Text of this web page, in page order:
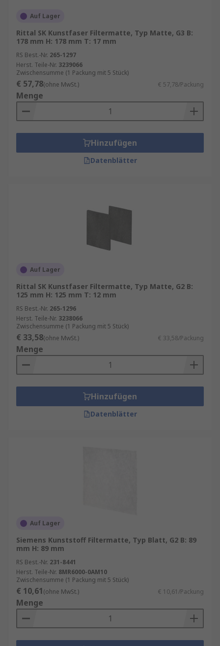
Auf Lager
Rittal SK Kunstfaser Filtermatte, Typ Matte, G3 B:
178 mm H: 178 mm T: 17 mm
RS Best.-Nr. 265-1297
Herst. Teile-Nr. 3239066
Zwischensumme (1 Packung mit 5 Stück)
€ 57,78(ohne MwSt.) € 57,78/Packung
Menge
Hinzufügen
Datenblätter
Auf Lager
Rittal SK Kunstfaser Filtermatte, Typ Matte, G2 B:
125 mm H: 125 mm T: 12 mm
RS Best.-Nr. 265-1296
Herst. Teile-Nr. 3238066
Zwischensumme (1 Packung mit 5 Stück)
€ 33,58(ohne MwSt.) € 33,58/Packung
Menge
Hinzufügen
Datenblätter
Auf Lager
Siemens Kunststoff Filtermatte, Typ Blatt, G2 B: 89
mm H: 89 mm
RS Best.-Nr. 231-8441
Herst. Teile-Nr. 8MR6000-0AM10
Zwischensumme (1 Packung mit 5 Stück)
€ 10,61(ohne MwSt.) € 10,61/Packung
Menge